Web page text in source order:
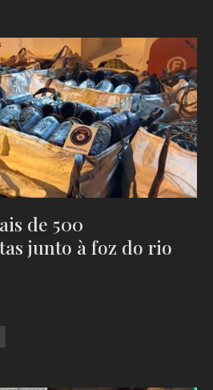
de 500
junto à foz do rio